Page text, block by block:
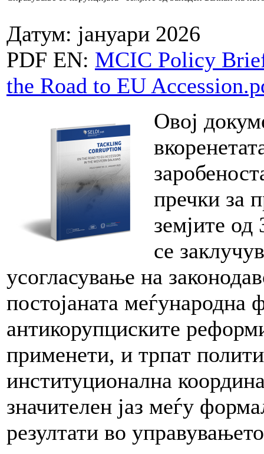
Датум: јануари 2026
PDF EN: MCIC Policy
the Road to EU
Овој
пречки за
земјите
се
усогласување на
постојаната меѓународна
антикорупциските
применети, и трпат
институционална
значителен јаз меѓу
резултати во